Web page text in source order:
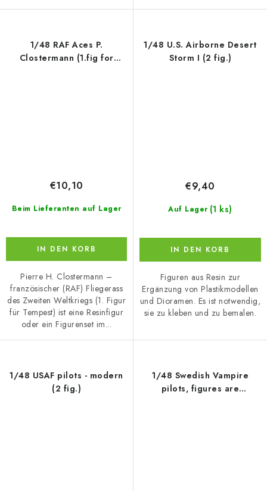
1/48 RAF Aces P.
Clostermann (1.fig for
Beim Lieferanten auf Lager
€10,10
IN DEN KORB
Pierre H. Clostermann –
französischer (RAF) Fliegerass
des Zweiten Weltkriegs (1. Figur
für Tempest) ist eine Resinfigur
oder ein Figurenset im...
1/48 U.S. Airborne Desert
Storm I (2 fig.)
Auf Lager (1 ks)
€9,40
IN DEN KORB
Figuren aus Resin zur
Ergänzung von Plastikmodellen
und Dioramen. Es ist notwendig,
sie zu kleben und zu bemalen.
1/48 USAF pilots - modern
(2 fig.)
1/48 Swedish Vampire
pilots, figures are